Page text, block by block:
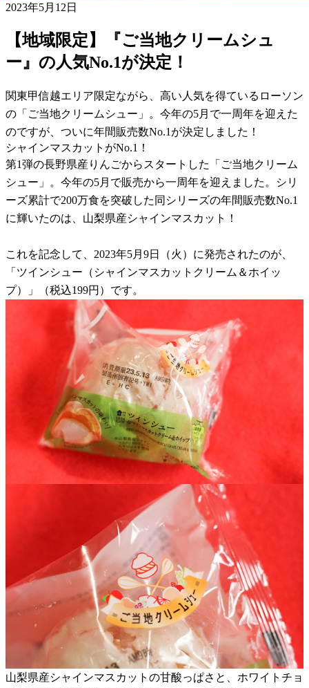
2023年5月12日
【地域限定】『ご当地クリームシュ
ー』の人気No.1が決定！
関東甲信越エリア限定ながら、高い人気を得ているローソン
の「ご当地クリームシュー」。今年の5月で一周年を迎えた
のですが、ついに年間販売数No.1が決定しました！
シャインマスカットがNo.1！
第1弾の長野県産りんごからスタートした「ご当地クリーム
シュー」。今年の5月で販売から一周年を迎えました。シリ
ーズ累計で200万食を突破した同シリーズの年間販売数No.1
に輝いたのは、山梨県産シャインマスカット！
これを記念して、2023年5月9日（火）に発売されたのが、
「ツインシュー（シャインマスカットクリーム＆ホイッ
プ）」（税込199円）です。
山梨県産シャインマスカットの甘酸っぱさと、ホワイトチョ